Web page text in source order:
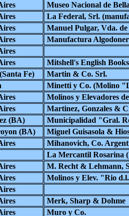
Museo Nacional de
La Federal, Srl.
Manuel Pulgar, Vda. de
Manufactura
Mitshell's English
Fe)
Martin & Co. Srl.
Minetti y Co. (Molino
Molinos y Elevadores
Martinez, Gonzales &
(BA)
Municipalidad "Gral.
(BA)
Miguel Guisasola &
Mihanovich, Co.
La Mercantil Rosarina
M. Recht & Lehmann,
Molinos y Elev. "Rio
Merk, Sharp & Dohme
Muro y Co.